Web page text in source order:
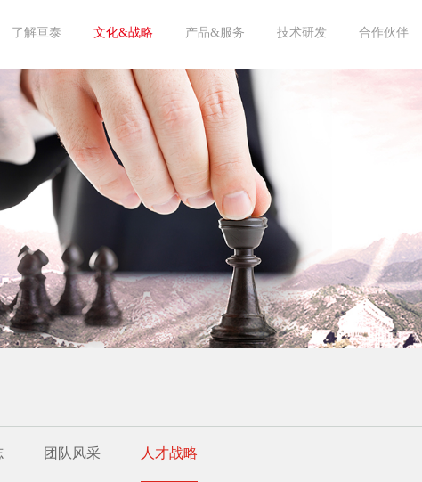
了解亘泰
亘泰简介
集团动态
行业动态
事业介绍
文化&战略
愿景&宗旨
核心价值观
亘泰杂志
团队风采
人才战略
产品&服务
饲料原料
饲料添加剂
饲料成品
海洋生物
循环经济
宠物
技术研发 合作伙伴
团队风采 人才战略